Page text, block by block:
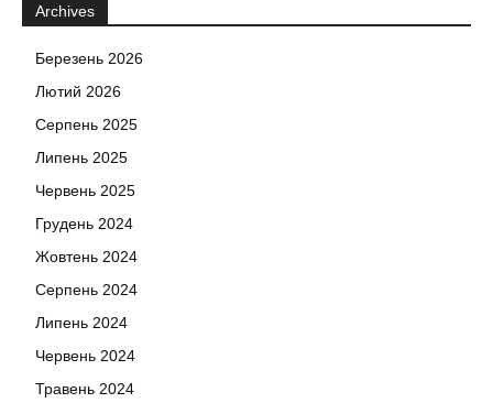
Archives
Березень 2026
Лютий 2026
Серпень 2025
Липень 2025
Червень 2025
Грудень 2024
Жовтень 2024
Серпень 2024
Липень 2024
Червень 2024
Травень 2024